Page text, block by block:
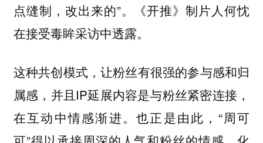
点缝制，改出来的”。《开推》制片人何忱
在接受毒眸采访中透露。
这种共创模式，让粉丝有很强的参与感和归
属感，并且IP延展内容是与粉丝紧密连接，
在互动中情感渐进。也正是由此，“周可